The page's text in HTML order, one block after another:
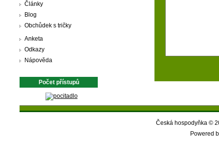
Články
Blog
Obchůdek s tričky
Anketa
Odkazy
Nápověda
Počet přístupů
Česká hospodyňka ©
Powered